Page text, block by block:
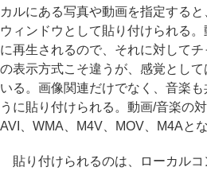
カルにある写真や動画を指定する
ウィンドウとして貼り付けられる
に再生されるので、それに対して
の表示方式こそ違うが、感覚とし
いる。画像関連だけでなく、音楽
うに貼り付けられる。動画/音楽の
AVI、WMA、M4V、MOV、M4Aとな
貼り付けられるのは、ローカルコ